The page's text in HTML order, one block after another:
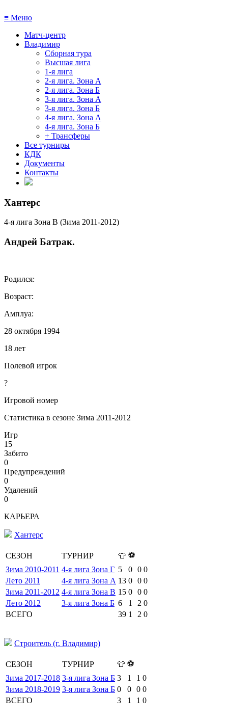
≡ Меню
Матч-центр
Владимир
Сборная тура
Высшая лига
1-я лига
2-я лига. Зона А
2-я лига. Зона Б
3-я лига. Зона А
3-я лига. Зона Б
4-я лига. Зона А
4-я лига. Зона Б
+ Трансферы
Все турниры
КДК
Документы
Контакты
Хантерс
4-я лига Зона В (Зима 2011-2012)
Андрей Батрак.
Родился:
Возраст:
Амплуа:
28 октября 1994
18 лет
Полевой игрок
?
Игровой номер
Статистика в сезоне Зима 2011-2012
Игр
15
Забито
0
Предупреждений
0
Удалений
0
КАРЬЕРА
Хантерс
СЕЗОН ТУРНИР 👕 ⚽
Зима 2010-2011 4-я лига Зона Г 5 0 0 0
Лето 2011
4-я лига Зона А 13 0 0 0
Зима 2011-2012 4-я лига Зона В 15 0 0 0
Лето 2012
3-я лига Зона Б 6 1 2 0
ВСЕГО
39 1 2 0
Строитель (г. Владимир)
СЕЗОН ТУРНИР 👕 ⚽
Зима 2017-2018 3-я лига Зона Б 3 1 1 0
Зима 2018-2019 3-я лига Зона Б 0 0 0 0
ВСЕГО
3 1 1 0